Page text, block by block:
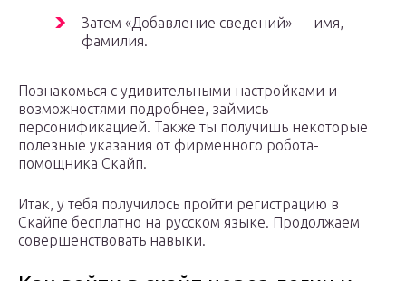
Затем «Добавление сведений» — имя,
фамилия.
Познакомься с удивительными настройками и
возможностями подробнее, займись
персонификацией. Также ты получишь некоторые
полезные указания от фирменного робота-
помощника Скайп.
Итак, у тебя получилось пройти регистрацию в
Скайпе бесплатно на русском языке. Продолжаем
совершенствовать навыки.